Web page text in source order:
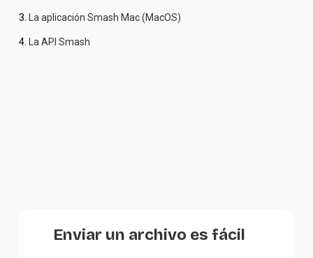
3. La aplicación Smash Mac (MacOS)
4. La API Smash
Enviar un archivo es fácil